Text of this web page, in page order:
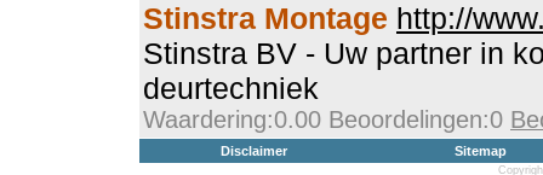
Stinstra Montage http://
Stinstra BV - Uw partner in
deurtechniek
Waardering:0.00 Beoordelingen:0
Disclaimer Sitemap